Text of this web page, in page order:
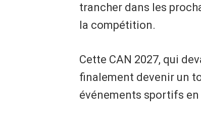
trancher dans les
la compétition.
Cette CAN 2027, qui
finalement devenir un
événements sportifs